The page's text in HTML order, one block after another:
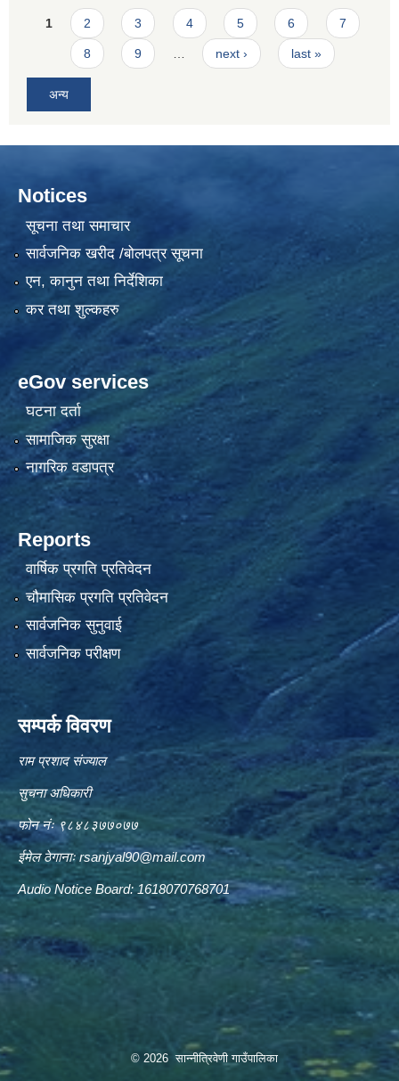
Pages
1 2 3 4 5 6 7
8 9 next › last »
अन्य
Notices
सूचना तथा समाचार
सार्वजनिक खरीद /बोलपत्र सूचना
एन, कानुन तथा निर्देशिका
कर तथा शुल्कहरु
eGov services
घटना दर्ता
सामाजिक सुरक्षा
नागरिक वडापत्र
Reports
वार्षिक प्रगति प्रतिवेदन
चौमासिक प्रगति प्रतिवेदन
सार्वजनिक सुनुवाई
सार्वजनिक परीक्षण
सम्पर्क विवरण
राम प्रशाद संज्याल
सुचना अधिकारी
फोन नंः ९८४८३७७०७७
ईमेल ठेगानाःrsanjyal90@mail.com
Audio Notice Board: 1618070768701
© 2026 सान्नीत्रिवेणी गाउँपालिका